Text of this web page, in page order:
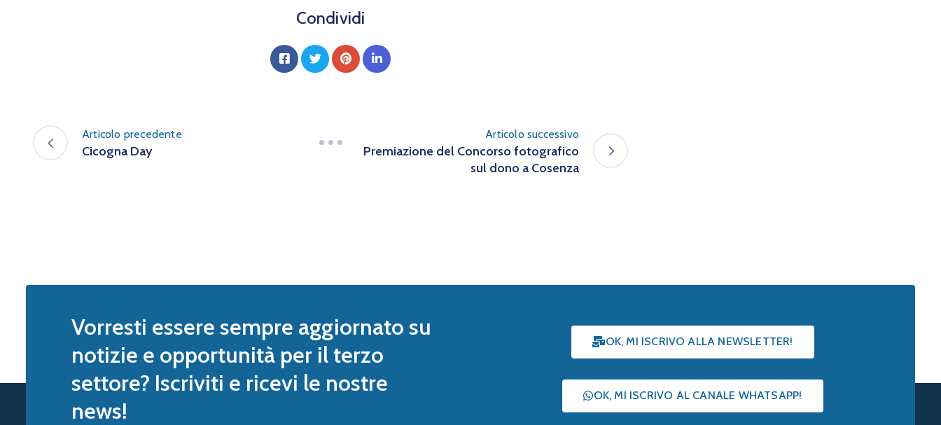
Condividi
Articolo precedente
Cicogna Day
Articolo successivo
Premiazione del Concorso fotografico
sul dono a Cosenza
Vorresti essere sempre aggiornato su
notizie e opportunità per il terzo
settore? Iscriviti e ricevi le nostre
news!
OK, MI ISCRIVO ALLA NEWSLETTER!
OK, MI ISCRIVO AL CANALE WHATSAPP!